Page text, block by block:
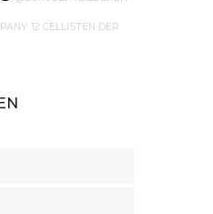
12 CELLISTEN DER